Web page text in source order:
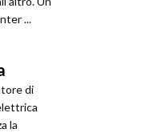
...
di
la